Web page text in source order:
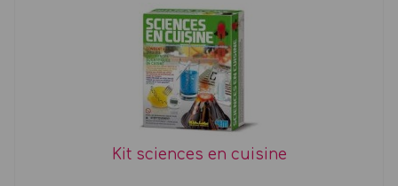
Kit sciences en cuisine